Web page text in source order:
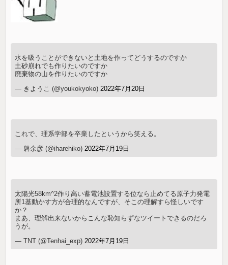
水を吸うことができないと土地を作ってどうするのですか
土砂崩れでも作りたいのですか
廃棄物の山を作りたいのですか
— きようこ (@youkokyoko) 2022年7月20日
これで、理系学部を卒業したというから笑える。
— 磐余彦 (@iharehiko) 2022年7月19日
太陽光58km^2作り高い蓄電池設置する位なら止めてる原子力発電
所1基動かす方が合理的なんですが、そこの理解すら怪しいです
か？
まあ、理解出来ないからこんな恥知らずなツイートできるのだろ
うが。
— TNT (@Tenhai_exp) 2022年7月19日